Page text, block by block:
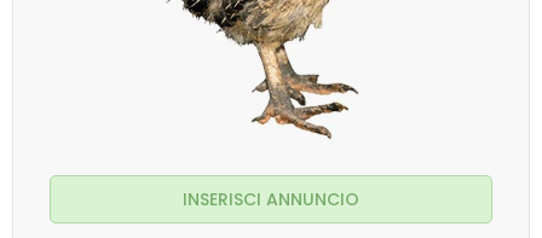
INSERISCI ANNUNCIO